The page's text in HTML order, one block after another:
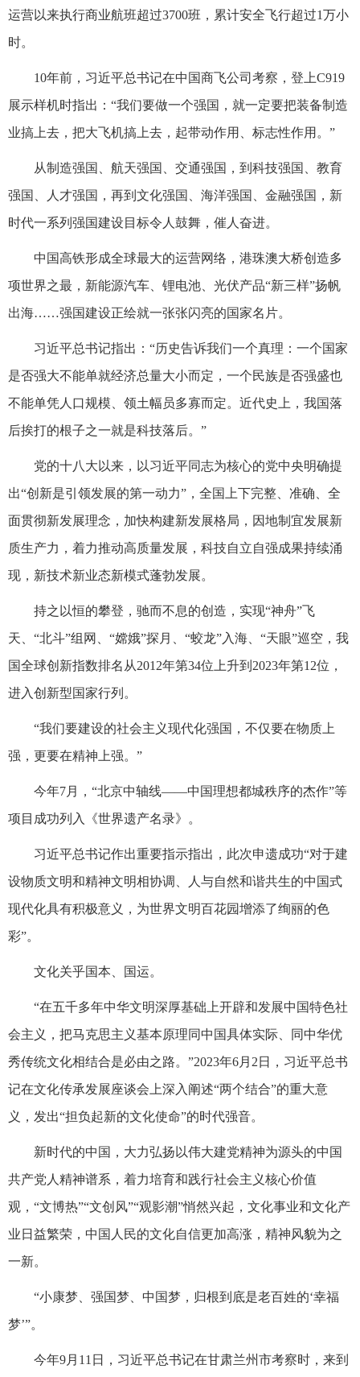
运营以来执行商业航班超过3700班，累计安全飞行超过1万小
时。
10年前，习近平总书记在中国商飞公司考察，登上C919
展示样机时指出：“我们要做一个强国，就一定要把装备制造
业搞上去，把大飞机搞上去，起带动作用、标志性作用。”
从制造强国、航天强国、交通强国，到科技强国、教育
强国、人才强国，再到文化强国、海洋强国、金融强国，新
时代一系列强国建设目标令人鼓舞，催人奋进。
中国高铁形成全球最大的运营网络，港珠澳大桥创造多
项世界之最，新能源汽车、锂电池、光伏产品“新三样”扬帆
出海……强国建设正绘就一张张闪亮的国家名片。
习近平总书记指出：“历史告诉我们一个真理：一个国家
是否强大不能单就经济总量大小而定，一个民族是否强盛也
不能单凭人口规模、领土幅员多寡而定。近代史上，我国落
后挨打的根子之一就是科技落后。”
党的十八大以来，以习近平同志为核心的党中央明确提
出“创新是引领发展的第一动力”，全国上下完整、准确、全
面贯彻新发展理念，加快构建新发展格局，因地制宜发展新
质生产力，着力推动高质量发展，科技自立自强成果持续涌
现，新技术新业态新模式蓬勃发展。
持之以恒的攀登，驰而不息的创造，实现“神舟”飞
天、“北斗”组网、“嫦娥”探月、“蛟龙”入海、“天眼”巡空，我
国全球创新指数排名从2012年第34位上升到2023年第12位，
进入创新型国家行列。
“我们要建设的社会主义现代化强国，不仅要在物质上
强，更要在精神上强。”
今年7月，“北京中轴线——中国理想都城秩序的杰作”等
项目成功列入《世界遗产名录》。
习近平总书记作出重要指示指出，此次申遗成功“对于建
设物质文明和精神文明相协调、人与自然和谐共生的中国式
现代化具有积极意义，为世界文明百花园增添了绚丽的色
彩”。
文化关乎国本、国运。
“在五千多年中华文明深厚基础上开辟和发展中国特色社
会主义，把马克思主义基本原理同中国具体实际、同中华优
秀传统文化相结合是必由之路。”2023年6月2日，习近平总书
记在文化传承发展座谈会上深入阐述“两个结合”的重大意
义，发出“担负起新的文化使命”的时代强音。
新时代的中国，大力弘扬以伟大建党精神为源头的中国
共产党人精神谱系，着力培育和践行社会主义核心价值
观，“文博热”“文创风”“观影潮”悄然兴起，文化事业和文化产
业日益繁荣，中国人民的文化自信更加高涨，精神风貌为之
一新。
“小康梦、强国梦、中国梦，归根到底是老百姓的‘幸福
梦’”。
今年9月11日，习近平总书记在甘肃兰州市考察时，来到